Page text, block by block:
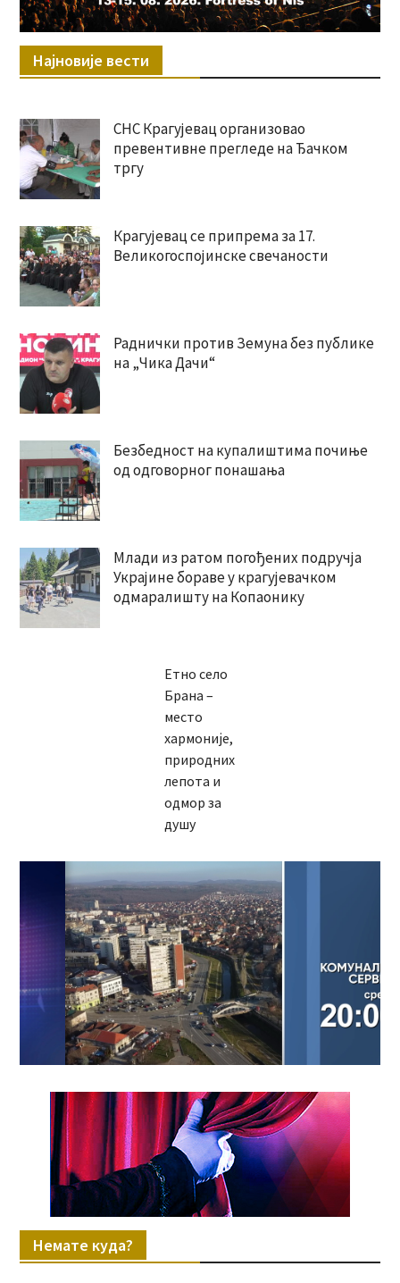
Најновије вести
СНС Крагујевац организовао
превентивне прегледе на Ђачком
тргу
Крагујевац се припрема за 17.
Великогоспојинске свечаности
Раднички против Земуна без публике
на „Чика Дачи“
Безбедност на купалиштима почиње
од одговорног понашања
Млади из ратом погођених подручја
Украјине бораве у крагујевачком
одмаралишту на Копаонику
Етно село
Брана –
место
хармоније,
природних
лепота и
одмор за
душу
Немате куда?